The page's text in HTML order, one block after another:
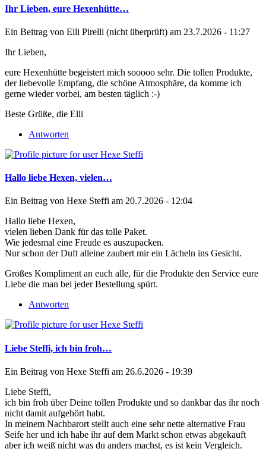
Ihr Lieben, eure Hexenhütte…
Ein Beitrag von Elli Pirelli (nicht überprüft) am 23.7.2026 - 11:27
Ihr Lieben,
eure Hexenhütte begeistert mich sooooo sehr. Die tollen Produkte,
der liebevolle Empfang, die schöne Atmosphäre, da komme ich
gerne wieder vorbei, am besten täglich :-)
Beste Grüße, die Elli
Antworten
Hallo liebe Hexen, vielen…
Ein Beitrag von Hexe Steffi am 20.7.2026 - 12:04
Hallo liebe Hexen,
vielen lieben Dank für das tolle Paket.
Wie jedesmal eine Freude es auszupacken.
Nur schon der Duft alleine zaubert mir ein Lächeln ins Gesicht.
Großes Kompliment an euch alle, für die Produkte den Service eure
Liebe die man bei jeder Bestellung spürt.
Antworten
Liebe Steffi, ich bin froh…
Ein Beitrag von Hexe Steffi am 26.6.2026 - 19:39
Liebe Steffi,
ich bin froh über Deine tollen Produkte und so dankbar das ihr noch
nicht damit aufgehört habt.
In meinem Nachbarort stellt auch eine sehr nette alternative Frau
Seife her und ich habe ihr auf dem Markt schon etwas abgekauft
aber ich weiß nicht was du anders machst, es ist kein Vergleich.